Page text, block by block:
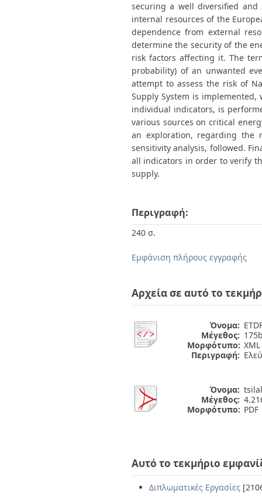
securing a well diversified
internal resources of the
dependence from external
determine the security of the
risk factors affecting it. The
probability) of an unwanted
attempt to assess the risk of
Supply System is
individual indicators, is
various sources on critical
an exploration, regarding the
sensitivity analysis, followed.
all indicators in order to verify
supply.
Περιγραφή:
240 σ.
Εμφάνιση πλήρους εγγραφής
Αρχεία σε αυτό το
Όνομα:
Μέγεθος:
Μορφότυπο: XML
Περιγραφή:
Όνομα:
Μέγεθος:
Μορφότυπο: PDF
Αυτό το τεκμήριο
Διπλωματικές Εργασίες